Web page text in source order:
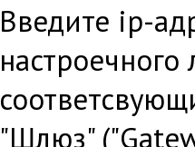
Введите ip-
настроечного
"Шлюз"